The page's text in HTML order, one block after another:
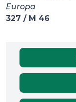
Europa
327 / M 46